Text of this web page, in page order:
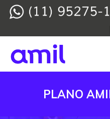
Skip
PLANO